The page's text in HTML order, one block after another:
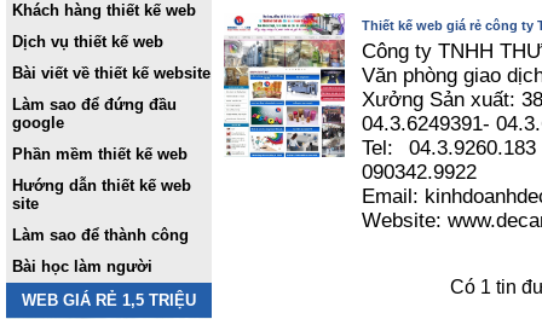
Khách hàng thiết kế web
Dịch vụ thiết kế web
Bài viết về thiết kế website
Làm sao để đứng đầu
google
Phần mềm thiết kế web
Hướng dẫn thiết kế web
site
Làm sao để thành công
Bài học làm người
WEB GIÁ RẺ 1,5 TRIỆU
Thiết kế web giá rẻ công ty
Công ty TNHH
Văn phòng giao
Xưởng Sản xuất:
04.3.6249391-
Tel:
090342.9922
Email:
Website:
Có 1 tin